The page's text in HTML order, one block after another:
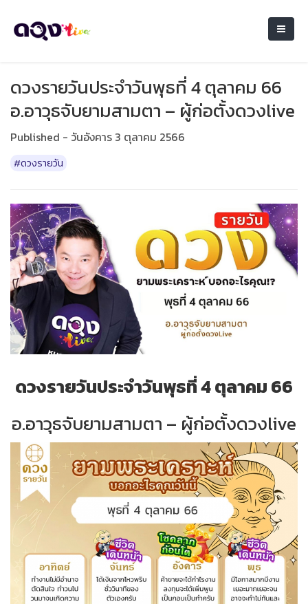
ดวงรายวันประจำวันพุธที่ 4 ตุลาคม 66
อ.อาวุธจับยามสามตา – ผู้ก่อตั้งดวงlive
Published - วันอังคาร 3 ตุลาคม 2566
#ดวงรายวัน
ดวงรายวันประจำวันพุธที่ 4 ตุลาคม 66
อ.อาวุธจับยามสามตา – ผู้ก่อตั้งดวงlive